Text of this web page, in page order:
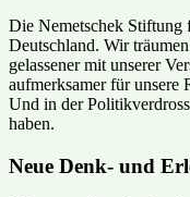
Die Nemetschek Stiftung
Deutschland. Wir
gelassener mit unserer
aufmerksamer für unsere
Und in der
haben.
Neue Denk- und